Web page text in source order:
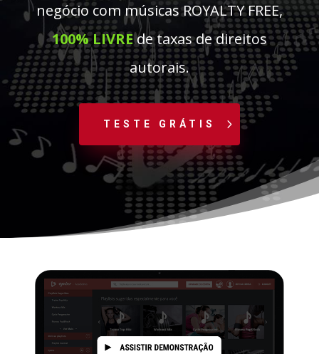
negócio com músicasROYALTY FREE,
100% LIVRE de taxas de direitos
autorais.
TESTE GRÁTIS